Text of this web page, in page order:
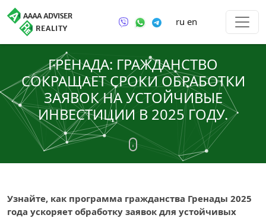
ru en
ГРЕНАДА: ГРАЖДАНСТВО
СОКРАЩАЕТ СРОКИ ОБРАБОТКИ
ЗАЯВОК НА УСТОЙЧИВЫЕ
ИНВЕСТИЦИИ В 2025 ГОДУ.
Узнайте, как программа гражданства Гренады 2025
года ускоряет обработку заявок для устойчивых